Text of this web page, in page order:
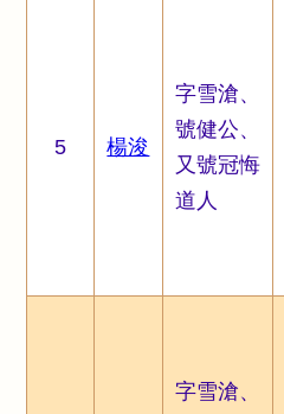
5 楊浚
字雪滄、
號健公、
又號冠悔
道人
字雪滄、